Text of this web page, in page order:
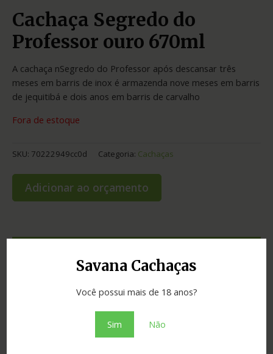
Savana Cachaças
Você possui mais de 18 anos?
Sim Não
Cachaça Segredo do
Professor ouro 670ml
A cachaça nSegredo do Professor após descansar três
meses em barris de inox é armazenda nove meses em barris
de jequitibá e dois anos em barris de carvalho
Fora de estoque
SKU: 70222949cc0d Categoria: Cachaças
Adicionar ao orçamento
carvalho e jequitibá